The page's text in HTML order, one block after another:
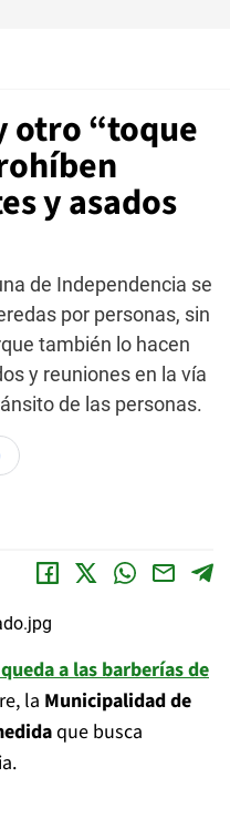
otro “toque
y asados
de Independencia se
por personas, sin
también lo hacen
y reuniones en la vía
de las personas.
a las barberías de
la Municipalidad de
que busca